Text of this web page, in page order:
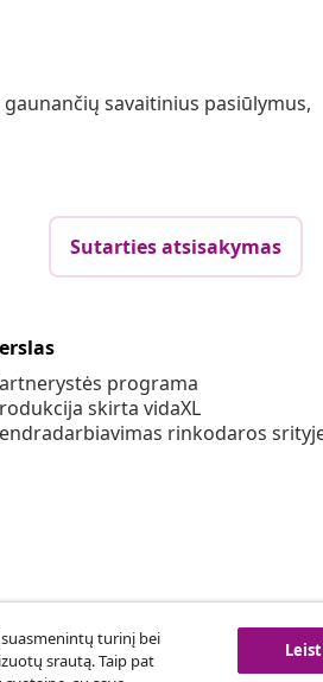
savaitinius pasiūlymus,
Sutarties atsisakymas
programa
skirta vidaXL
rinkodaros
turinį bei
srautą. Taip pat